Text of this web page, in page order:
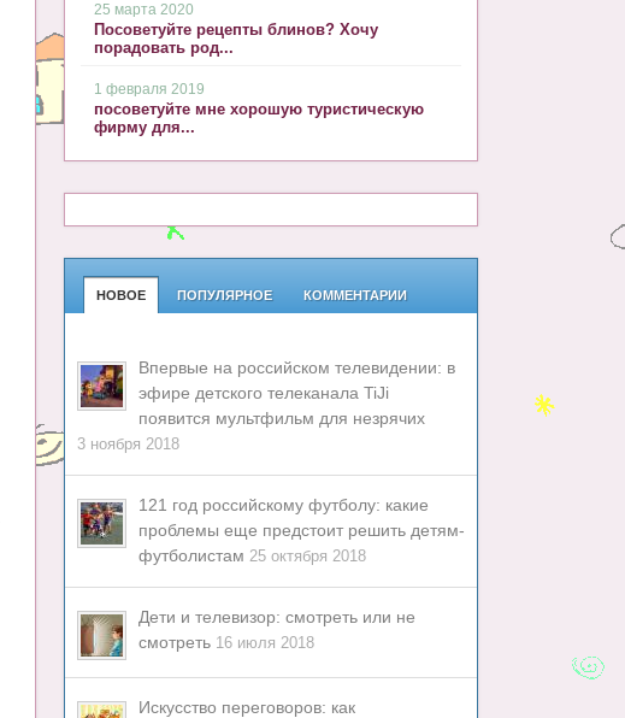
25 марта 2020
Посоветуйте рецепты блинов? Хочу
порадовать род...
1 февраля 2019
посоветуйте мне хорошую туристическую
фирму для...
НОВОЕ ПОПУЛЯРНОЕ КОММЕНТАРИИ
Впервые на российском телевидении: в
эфире детского телеканала TiJi
появится мультфильм для незрячих
3 ноября 2018
121 год российскому футболу: какие
проблемы еще предстоит решить детям-
футболистам 25 октября 2018
Дети и телевизор: смотреть или не
смотреть 16 июля 2018
Искусство переговоров: как